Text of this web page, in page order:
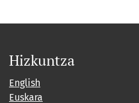
Hizkuntza
English
Euskara